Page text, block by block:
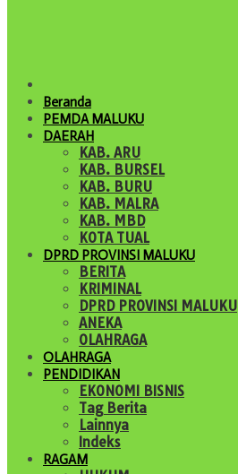
Beranda
PEMDA MALUKU
DAERAH
KAB. ARU
KAB. BURSEL
KAB. BURU
KAB. MALRA
KAB. MBD
KOTA TUAL
DPRD PROVINSI MALUKU
BERITA
KRIMINAL
DPRD PROVINSI MALUKU
ANEKA
OLAHRAGA
OLAHRAGA
PENDIDIKAN
EKONOMI BISNIS
Tag Berita
Lainnya
Indeks
RAGAM